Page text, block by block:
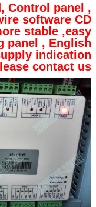
Control panel ,
software CD
stable ,easy
panel , English
indication
contact us .